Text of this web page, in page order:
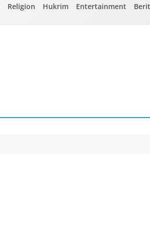
Religion Hukrim Entertainment